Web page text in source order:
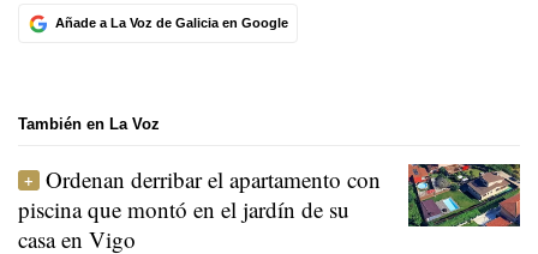
Añade a La Voz de Galicia en Google
También en La Voz
Ordenan derribar el apartamento con
piscina que montó en el jardín de su
casa en Vigo